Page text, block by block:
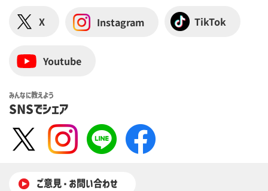
があります。
当選者様には応募締め切り後、厳正なる抽選の上、
ただきます。
ご注意事項
ご応募は日本国内にお住まいの方に限らせていただ
13歳未満の方は保護者の同意を得た上でご応募くだ
X Instagram TikTok
Youtube
みんなに教えよう
SNSでシェア
ご意⾒・お問い合わせ